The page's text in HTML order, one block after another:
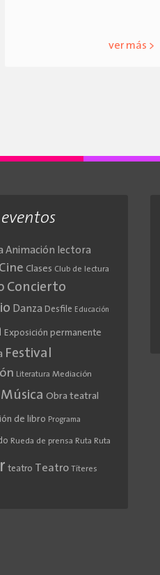
ver más >
Animación lectora
Cine Clases Club de lectura
Concierto
Danza Desfile Educación
Exposición permanente
Festival
Literatura Mediación
Música Obra teatral
de libro Programa
Rueda de prensa Ruta Ruta
teatro Teatro Títeres